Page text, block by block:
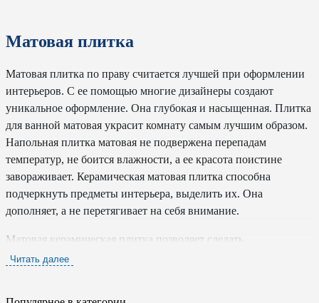
Матовая плитка
Матовая плитка по праву считается лучшей при оформлении
интерьеров. С ее помощью многие дизайнеры создают
уникальное оформление. Она глубокая и насыщенная. Плитка
для ванной матовая украсит комнату самым лучшим образом.
Напольная плитка матовая не подвержена перепадам
температур, не боится влажности, а ее красота поистине
завораживает. Керамическая матовая плитка способна
подчеркнуть предметы интерьера, выделить их. Она
дополняет, а не перетягивает на себя внимание.
Матовая керамическая плитка позволяет сделать
гармоничным любой интерьер. Она подходит под любой
Читать далее